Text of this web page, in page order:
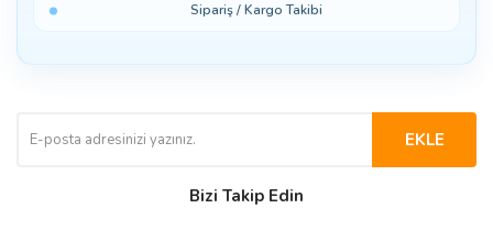
Sipariş / Kargo Takibi
EKLE
Bizi Takip Edin